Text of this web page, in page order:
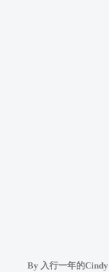
By 入行一年的Cindy